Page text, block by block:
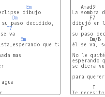
Em
dibujo
Dm
paso decidido,
E7
va
Em
que tal vez,
mas
Amad9
La sombra
F7
dibujó en
F
su paso
Dm/B
él se va,
No le
esperando
se diera
para
       E
Te necesito